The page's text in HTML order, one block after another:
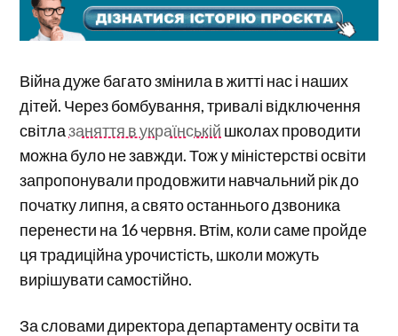
Війна дуже багато змінила в житті нас і наших
дітей. Через бомбування, тривалі відключення
світлазаняття в українській школах проводити
можна було не завжди. Тож у міністерстві освіти
запропонували продовжити навчальний рік до
початку липня, а свято останнього дзвоника
перенести на 16 червня. Втім, коли саме пройде
ця традиційна урочистість, школи можуть
вирішувати самостійно.
За словами директора департаменту освіти та